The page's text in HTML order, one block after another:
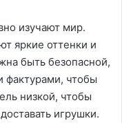
изучают мир.
яркие оттенки и
быть безопасной,
фактурами, чтобы
низкой, чтобы
игрушки.